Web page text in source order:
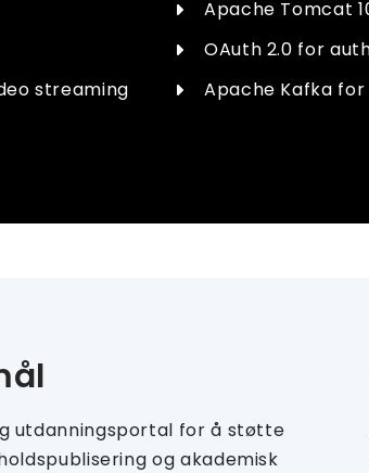
Apache Tomcat
OAuth 2.0 for
streaming
Apache Kafka
utdanningsportal for å støtte
og akademisk